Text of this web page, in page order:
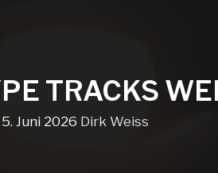
TRACKS
5. Juni 2026 Dirk Weiss